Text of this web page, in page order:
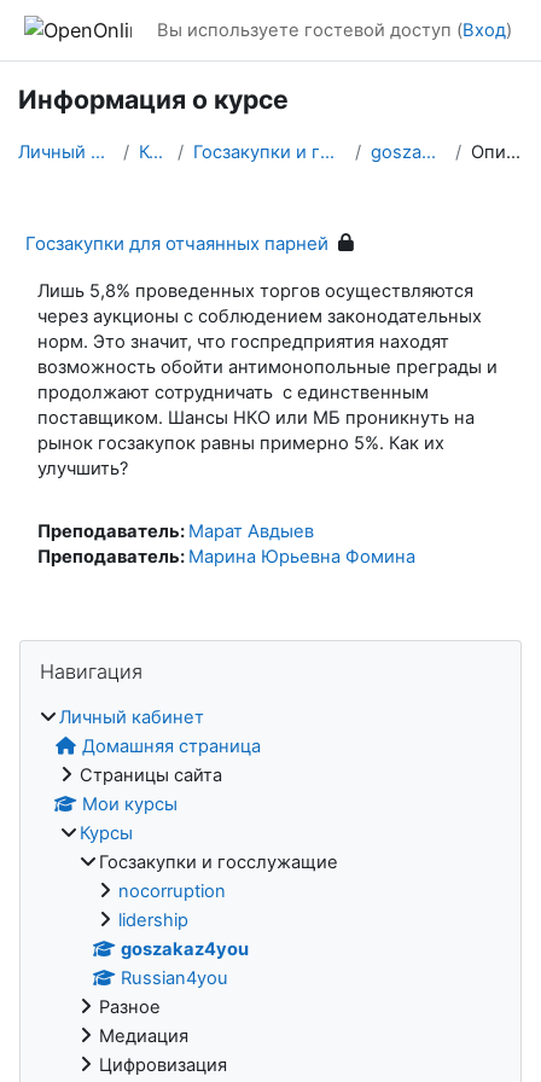
Перейти к основному содержанию
Вы используете гостевой доступ (Вход)
Информация о курсе
Личный кабинет Курсы Госзакупки и госслужащие goszakaz4you Описание
Госзакупки для отчаянных парней
Лишь 5,8% проведенных торгов осуществляются
через аукционы с соблюдением законодательных
норм. Это значит, что госпредприятия находят
возможность обойти антимонопольные преграды и
продолжают сотрудничать с единственным
поставщиком. Шансы НКО или МБ проникнуть на
рынок госзакупок равны примерно 5%. Как их
улучшить?
Преподаватель: Марат Авдыев
Преподаватель: Марина Юрьевна Фомина
Блоки
Навигация
Личный кабинет
Домашняя страница
Страницы сайта
Мои курсы
Курсы
Госзакупки и госслужащие
nocorruption
lidership
goszakaz4you
Russian4you
Разное
Медиация
Цифровизация